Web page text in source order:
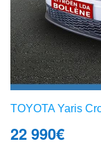
TOYOTA Yaris
22 990€